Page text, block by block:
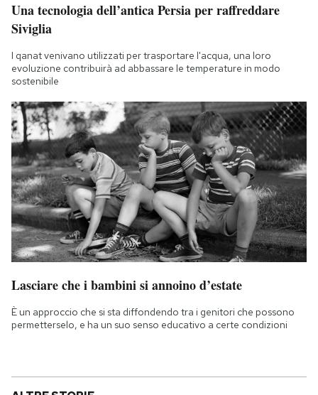
Una tecnologia dell’antica Persia per raffreddare
Siviglia
I qanat venivano utilizzati per trasportare l'acqua, una loro
evoluzione contribuirà ad abbassare le temperature in modo
sostenibile
Lasciare che i bambini si annoino d’estate
È un approccio che si sta diffondendo tra i genitori che possono
permetterselo, e ha un suo senso educativo a certe condizioni